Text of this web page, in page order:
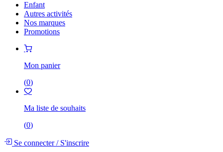
Enfant
Autres activités
Nos marques
Promotions
Mon panier
(0)
Ma liste de souhaits
(0)
Se connecter/S'inscrire